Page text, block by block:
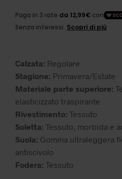
Calzata: Regolare
Stagione: Primavera/Estate
Materiale parte superiore:
elasticizzato traspirante
Rivestimento: Tessuto
Soletta: Tessuto, morbida e
Suola: Gomma ultraleggera
antiscivolo
Fodera: Tessuto